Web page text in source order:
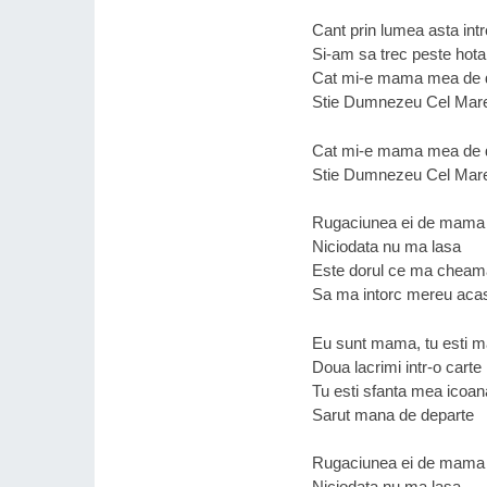
Cant prin lumea asta
Si-am sa trec peste
Cat mi-e mama mea de
Stie Dumnezeu Cel
Cat mi-e mama mea de
Stie Dumnezeu Cel
Rugaciunea ei de mama
Niciodata nu ma lasa
Este dorul ce ma
Sa ma intorc mereu
Eu sunt mama, tu esti
Doua lacrimi intr-o carte
Tu esti sfanta mea
Sarut mana de departe
Rugaciunea ei de mama